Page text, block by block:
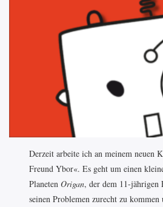
Derzeit arbeite ich an meinem neuen
Freund Ybor«. Es geht um einen
PlanetenOrigan, der dem 11-
seinen Problemen zurecht zu